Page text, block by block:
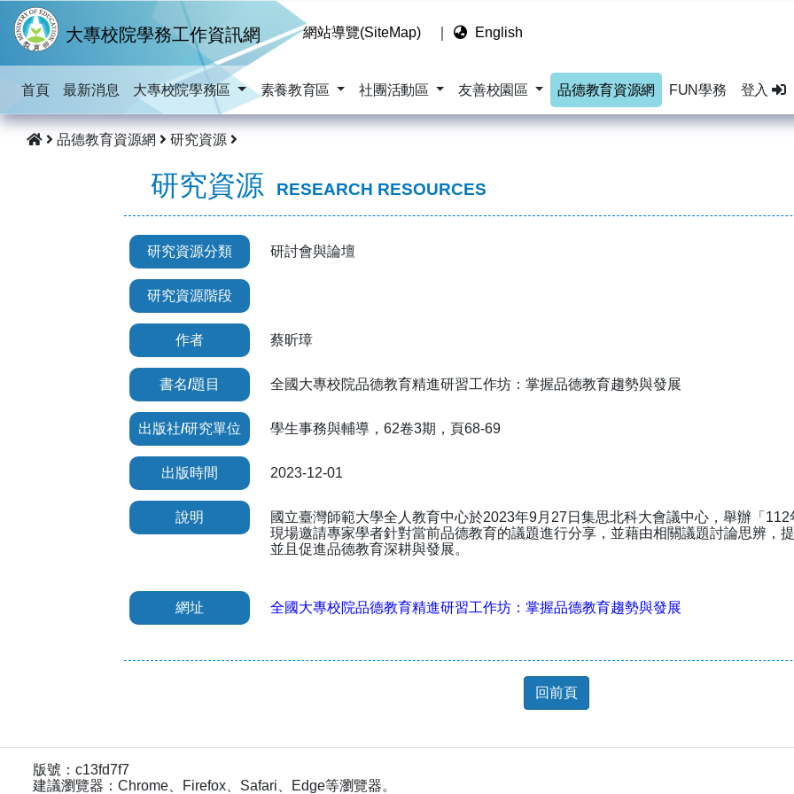
跳到主要內容
大專校院學務工作資訊網 網站導覽(SiteMap) English
首頁 最新消息 大專校院學務區 素養教育區 社團活動區 友善校園區 品德教育資源網 FUN學務 登入
品德教育資源網 研究資源
研究資源 RESEARCH RESOURCES
研究資源分類 研討會與論壇
研究資源階段
作者 蔡昕璋
書名/題目 全國大專校院品德教育精進研習工作坊：掌握品德教育趨勢與發展
出版社/研究單位 學生事務與輔導，62卷3期，頁68-69
出版時間 2023-12-01
說明
國立臺灣師範大學全人教育中心於2023年9月27日集思北科大會議中心，舉辦「
現場邀請專家學者針對當前品德教育的議題進行分享，並藉由相關議題討論思辨，
並且促進品德教育深耕與發展。
網址 全國大專校院品德教育精進研習工作坊：掌握品德教育趨勢與發展
回前頁
版號：c13fd7f7
建議瀏覽器：Chrome、Firefox、Safari、Edge等瀏覽器。